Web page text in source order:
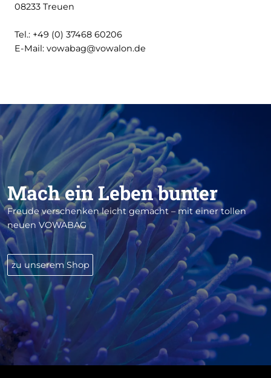
08233 Treuen
Tel.: +49 (0) 37468 60206
E-Mail: vowabag@vowalon.de
Mach ein Leben bunter
Freude verschenken leicht gemacht – mit einer tollen
neuen VOWABAG
zu unserem Shop